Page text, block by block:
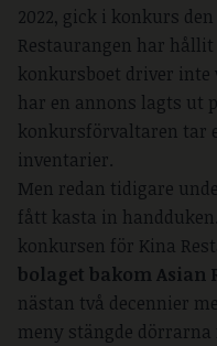
2022, gick i konkurs
Restaurangen har hållit
konkursboet driver inte
har en annons lagts ut
konkursförvaltaren tar
inventarier.
Men redan tidigare
fått kasta in
konkursen för Kina
bolaget bakom Asian
nästan två decennier
meny stängde